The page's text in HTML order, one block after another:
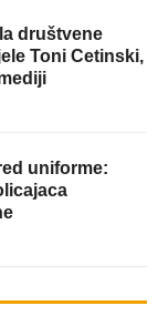
društvene
Toni Cetinski,
uniforme: